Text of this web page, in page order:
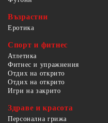
Възрастни
Еротика
Спорт и фитнес
Атлетика
Фитнес и упражнения
Отдих на открито
Отдих на открито
Игри на закрито
Здраве и красота
Персонална грижа